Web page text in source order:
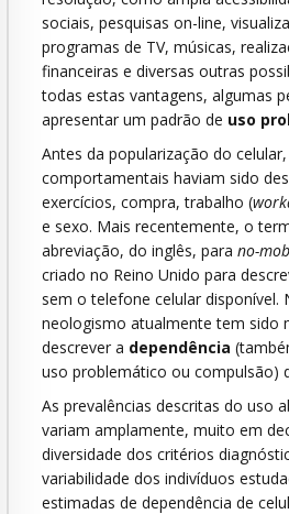
sociais, pesquisas on-line,
programas de TV, músicas,
financeiras e diversas outras
todas estas vantagens, algumas
apresentar um padrão de uso
Antes da popularização do
comportamentais haviam sido
exercícios, compra, trabalho (
e sexo. Mais recentemente, o
abreviação, do inglês, para no-
criado no Reino Unido para
sem o telefone celular disponível.
neologismo atualmente tem sido
descrever a dependência
uso problemático ou compulsão)
As prevalências descritas do uso
variam amplamente, muito em
diversidade dos critérios
variabilidade dos indivíduos
estimadas de dependência de